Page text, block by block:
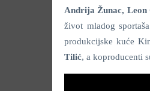
Andrija Žunac, Leon
život mladog
produkcijske kuće
Tilić, a koproducenti